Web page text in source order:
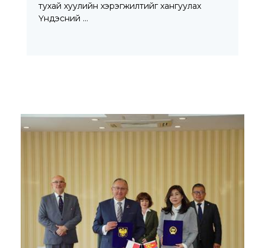
тухай хуулийн хэрэгжилтийг хангуулах
Үндэсний …